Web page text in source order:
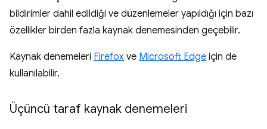
bildirimler dahil edildiği ve düzenlemeler yapıldığı için bazı
özellikler birden fazla kaynak denemesinden geçebilir.
Kaynak denemeleri Firefox ve Microsoft Edge için de
kullanılabilir.
Üçüncü taraf kaynak denemeleri